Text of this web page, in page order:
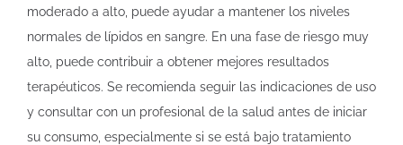
moderado a alto, puede ayudar a mantener los niveles
normales de lípidos en sangre. En una fase de riesgo muy
alto, puede contribuir a obtener mejores resultados
terapéuticos. Se recomienda seguir las indicaciones de uso
y consultar con un profesional de la salud antes de iniciar
su consumo, especialmente si se está bajo tratamiento